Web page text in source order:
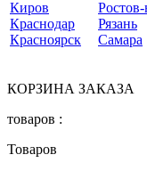
Киров
Краснодар
Красноярск
Рязань
Самара
КОРЗИНА ЗАКАЗА
товаров :
Товаров